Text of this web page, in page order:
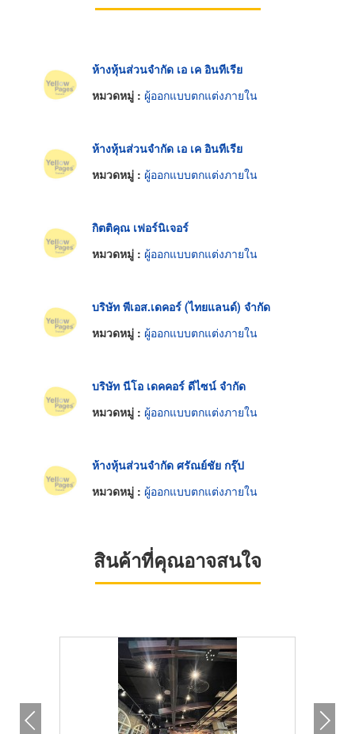
ห้างหุ้นส่วนจำกัด เอ เค อินทีเรีย
หมวดหมู่ : ผู้ออกแบบตกแต่งภายใน
ห้างหุ้นส่วนจำกัด เอ เค อินทีเรีย
หมวดหมู่ : ผู้ออกแบบตกแต่งภายใน
กิตติคุณ เฟอร์นิเจอร์
หมวดหมู่ : ผู้ออกแบบตกแต่งภายใน
บริษัท พีเอส.เดคอร์ (ไทยแลนด์) จำกัด
หมวดหมู่ : ผู้ออกแบบตกแต่งภายใน
บริษัท นีโอ เดคคอร์ ดีไซน์ จำกัด
หมวดหมู่ : ผู้ออกแบบตกแต่งภายใน
ห้างหุ้นส่วนจำกัด ศรัณย์ชัย กรุ๊ป
หมวดหมู่ : ผู้ออกแบบตกแต่งภายใน
สินค้าที่คุณอาจสนใจ